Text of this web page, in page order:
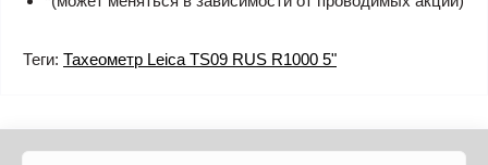
Теги: Тахеометр Leica TS09 RUS R1000 5"